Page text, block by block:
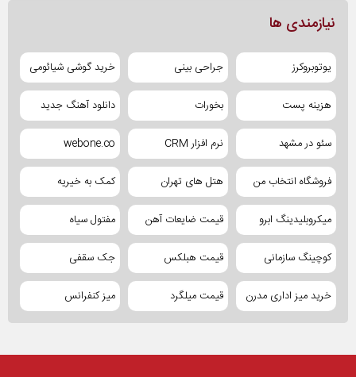
نیازمندی ها
یوتوبروکرز جراحی بینی خرید گوشی شیائومی
هزینه پست بخورات دانلود آهنگ جدید
سئو در مشهد نرم افزار CRM webone.co
فروشگاه انتخاب من هتل های تهران کمک به خیریه
میکروبلیدینگ ابرو قیمت ضایعات آهن مفتول سیاه
کوچینگ سازمانی قیمت هبلکس جک سقفی
خرید میز اداری مدرن قیمت میلگرد میز کنفرانس